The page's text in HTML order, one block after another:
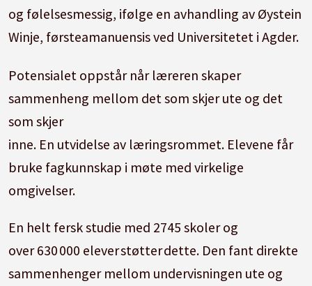
og følelsesmessig, ifølge en avhandling av Øystein
Winje, førsteamanuensis ved Universitetet i Agder.
Potensialet oppstår når læreren skaper
sammenheng mellom det som skjer ute og det
som skjer
inne. En utvidelse av læringsrommet. Elevene får
bruke fagkunnskap i møte med virkelige
omgivelser.
En helt fersk studie med 2745 skoler og
over 630 000 elever støtter dette. Den fant direkte
sammenhenger mellom undervisningen ute og